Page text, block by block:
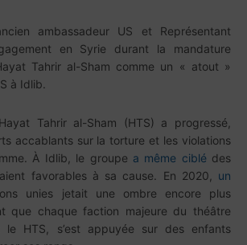
ambassadeur US et Représentant
en Syrie durant la mandature
Tahrir al-Sham comme un « atout »
à Idlib.
Tahrir al-Sham (HTS) a progressé,
accablants sur la torture et les violations
À Idlib, le groupe a même ciblédes
favorables à sa cause. En 2020, un
unies jetait une ombre encore plus
que chaque faction majeure du théâtre
le HTS, s’est appuyée sur des enfants